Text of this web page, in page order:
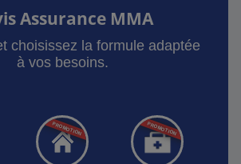
Assurance MMA
choisissez la formule adaptée
à vos besoins.